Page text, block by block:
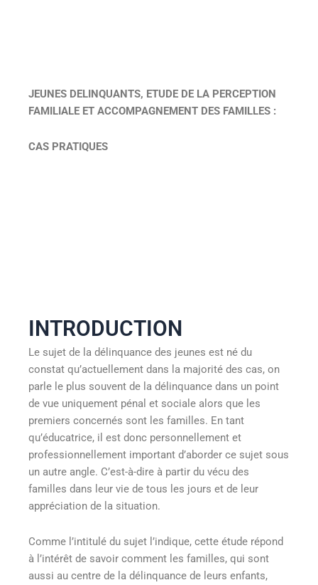
JEUNES DELINQUANTS, ETUDE DE LA PERCEPTION
FAMILIALE ET ACCOMPAGNEMENT DES FAMILLES :
CAS PRATIQUES
INTRODUCTION
Le sujet de la délinquance des jeunes est né du
constat qu’actuellement dans la majorité des cas, on
parle le plus souvent de la délinquance dans un point
de vue uniquement pénal et sociale alors que les
premiers concernés sont les familles. En tant
qu’éducatrice, il est donc personnellement et
professionnellement important d’aborder ce sujet sous
un autre angle. C’est-à-dire à partir du vécu des
familles dans leur vie de tous les jours et de leur
appréciation de la situation.
Comme l’intitulé du sujet l’indique, cette étude répond
à l’intérêt de savoir comment les familles, qui sont
aussi au centre de la délinquance de leurs enfants,